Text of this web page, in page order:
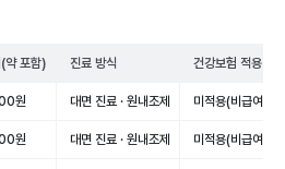
약 포함) 진료 방식 건강보험 적용
원 대면 진료 · 원내조제 미적용(비급여)
원 대면 진료 · 원내조제 미적용(비급여)